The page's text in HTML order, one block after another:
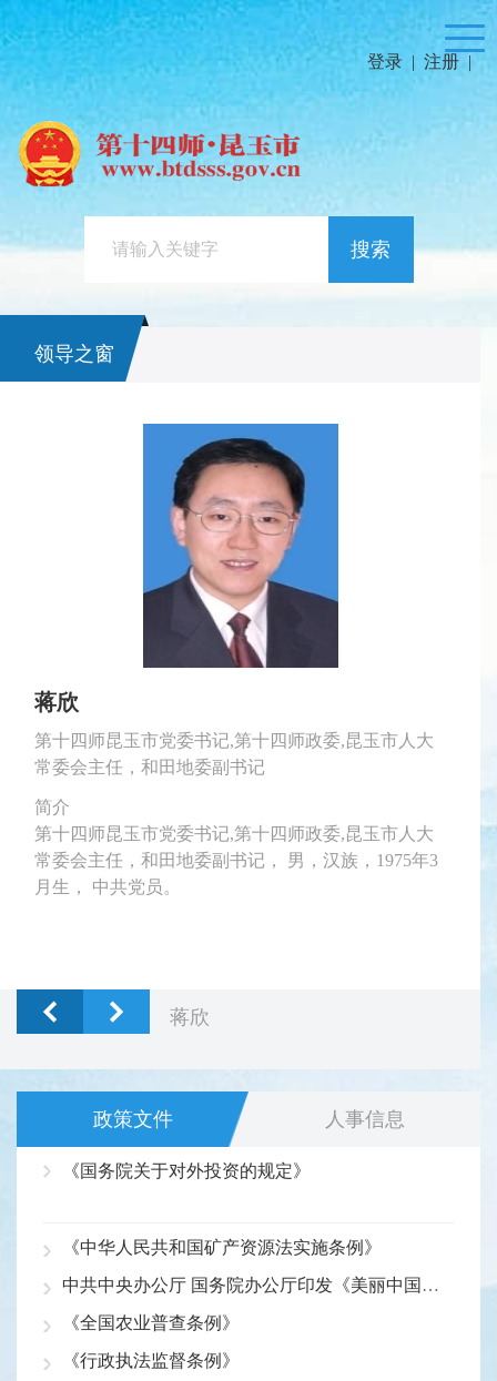
登录 | 注册 |
搜索
领导之窗
蒋欣
第十四师昆玉市党委书记,第十四师政委,昆玉市人大
常委会主任，和田地委副书记
简介
第十四师昆玉市党委书记,第十四师政委,昆玉市人大
常委会主任，和田地委副书记， 男，汉族，1975年3
月生， 中共党员。
第十四师昆玉市党委副书记、师长，昆玉市人民政府
党组书记、市长
简介
第十四师昆玉市党委副书记、师长，昆玉市人民政府
党组书记、市长，男，维吾尔族，1977年12月生，中
共党员。
第十四师昆玉市党委副书记，第十四师副政委（援
疆），北京市援疆和田指挥部党委委员、副指挥（副
简介
第十四师昆玉市党委副书记，第十四师副政委（援
疆），北京市援疆和田指挥部党委委员、副指挥（副
第十四师昆玉市党委常委、副政委，第十四师昆玉市
党委统战部部长，昆玉市政协主席，第十四师昆玉市
简介
第十四师昆玉市党委常委、副政委，第十四师昆玉市
党委统战部部长，昆玉市政协主席，第十四师昆玉市
第十四师昆玉市党委常委、副政委，宣传部部长。
男，满族，1971年6月生，中共党员。
简介
第十四师昆玉市党委常委、副政委，宣传部部长。
男，满族，1971年6月生，中共党员。
蒋欣
政策文件 人事信息
《国务院关于对外投资的规定》
《中华人民共和国矿产资源法实施条例》
中共中央办公厅 国务院办公厅印发《美丽中国建设成效考核办法》
《全国农业普查条例》
《行政执法监督条例》